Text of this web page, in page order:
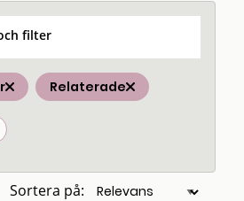
filter
Relaterade
Sortera på: